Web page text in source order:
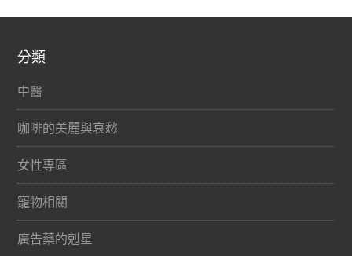
分類
中醫
咖啡的美麗與哀愁
女性專區
寵物相關
廣告藥的剋星